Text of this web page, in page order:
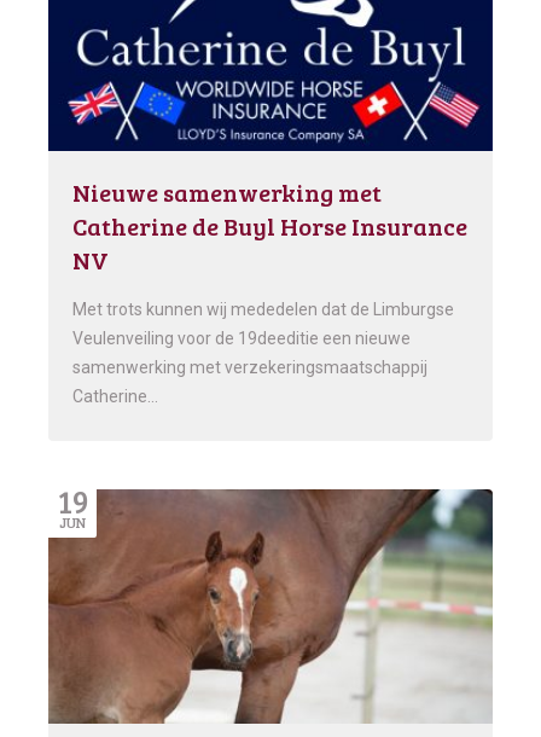
Nieuwe samenwerking met
Catherine de Buyl Horse Insurance
NV
Met trots kunnen wij mededelen dat de Limburgse
Veulenveiling voor de 19deeditie een nieuwe
samenwerking met verzekeringsmaatschappij
Catherine…
19
JUN